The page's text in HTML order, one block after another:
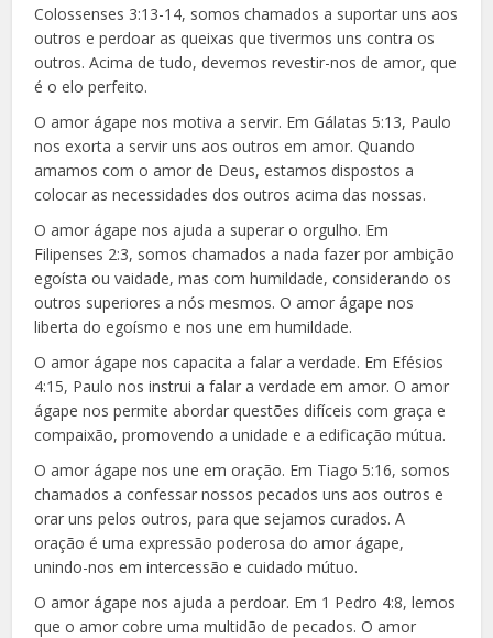
Colossenses 3:13-14, somos chamados a suportar uns aos
outros e perdoar as queixas que tivermos uns contra os
outros. Acima de tudo, devemos revestir-nos de amor, que
é o elo perfeito.
O amor ágape nos motiva a servir. Em Gálatas 5:13, Paulo
nos exorta a servir uns aos outros em amor. Quando
amamos com o amor de Deus, estamos dispostos a
colocar as necessidades dos outros acima das nossas.
O amor ágape nos ajuda a superar o orgulho. Em
Filipenses 2:3, somos chamados a nada fazer por ambição
egoísta ou vaidade, mas com humildade, considerando os
outros superiores a nós mesmos. O amor ágape nos
liberta do egoísmo e nos une em humildade.
O amor ágape nos capacita a falar a verdade. Em Efésios
4:15, Paulo nos instrui a falar a verdade em amor. O amor
ágape nos permite abordar questões difíceis com graça e
compaixão, promovendo a unidade e a edificação mútua.
O amor ágape nos une em oração. Em Tiago 5:16, somos
chamados a confessar nossos pecados uns aos outros e
orar uns pelos outros, para que sejamos curados. A
oração é uma expressão poderosa do amor ágape,
unindo-nos em intercessão e cuidado mútuo.
O amor ágape nos ajuda a perdoar. Em 1 Pedro 4:8, lemos
que o amor cobre uma multidão de pecados. O amor